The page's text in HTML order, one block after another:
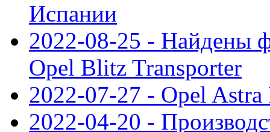
Испании
2022-08-25 - Найдены
Opel Blitz Transporter
2022-07-27 - Opel
2022-04-20 -